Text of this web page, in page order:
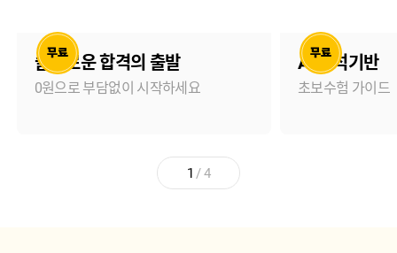
슬기로운 합격의 출발
0원으로 부담없이 시작하세요
AI 분석기반
초보수험 가이드
1 /4